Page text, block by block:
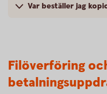
Var beställer jag
Filöverföring